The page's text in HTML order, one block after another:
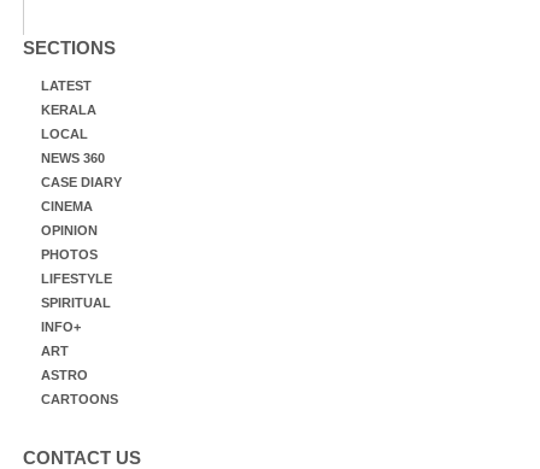
SECTIONS
LATEST
KERALA
LOCAL
NEWS 360
CASE DIARY
CINEMA
OPINION
PHOTOS
LIFESTYLE
SPIRITUAL
INFO+
ART
ASTRO
CARTOONS
CONTACT US